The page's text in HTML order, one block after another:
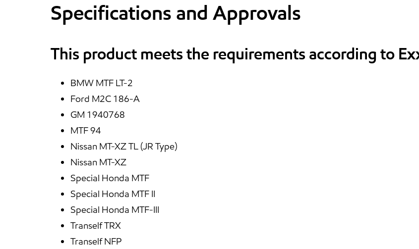
Specifications and Approvals
This product meets the requirements according to
BMW MTF LT-2
Ford M2C 186-A
GM 1940768
MTF 94
Nissan MT-XZ TL (JR Type)
Nissan MT-XZ
Special Honda MTF
Special Honda MTF II
Special Honda MTF-III
Tranself TRX
Tranself NFP